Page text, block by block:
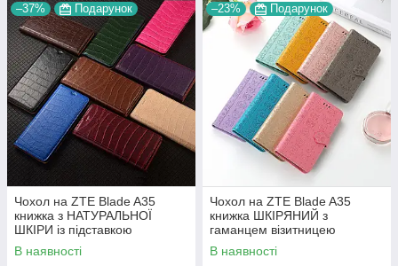
–37% Подарунок
Чохол на ZTE Blade A35
книжка з НАТУРАЛЬНОЇ
ШКІРИ із підставкою
візитницею протиударний
магнітний "LUXOR"
В наявності
–23% Подарунок
Чохол на ZTE Blade A35
книжка ШКІРЯНИЙ з
гаманцем візитницею
ремінцем підставкою
протиударний "CAT & DOG "
В наявності